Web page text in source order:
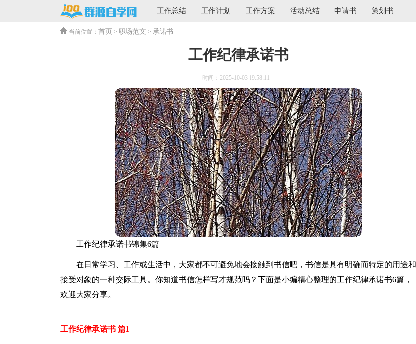
工作总结 工作计划 工作方案 活动总结 申请书 策划书
当前位置： 首页 > 职场范文 > 承诺书
工作纪律承诺书
时间：2025-10-03 19:58:11
工作纪律承诺书锦集6篇
在日常学习、工作或生活中，大家都不可避免地会接触到书信吧，书信是具有明确而特定的用途和
接受对象的一种交际工具。你知道书信怎样写才规范吗？下面是小编精心整理的工作纪律承诺书6篇，
欢迎大家分享。
工作纪律承诺书 篇1